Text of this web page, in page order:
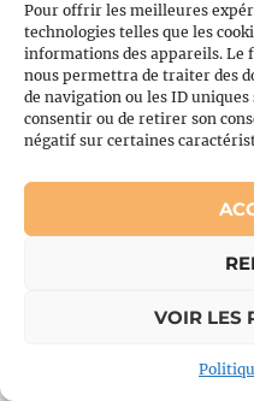
Pour offrir les meilleures
technologies telles que les
informations des appareils. Le
nous permettra de traiter des
de navigation ou les ID
consentir ou de retirer son
négatif sur certaines
VOIR LES
Politique